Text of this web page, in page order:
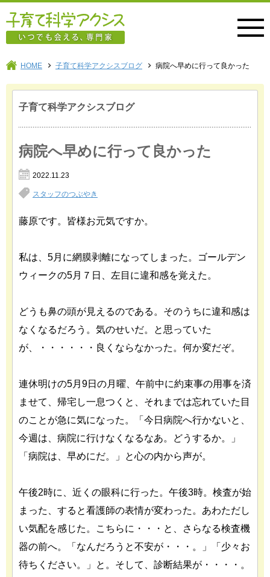
HOME 子育て科学アクシスブログ 病院へ早めに行って良かった
子育て科学アクシスブログ
病院へ早めに行って良かった
2022.11.23
スタッフのつぶやき
藤原です。皆様お元気ですか。
私は、5月に網膜剥離になってしまった。ゴールデン
ウィークの5月７日、左目に違和感を覚えた。
どうも鼻の頭が見えるのである。そのうちに違和感は
なくなるだろう。気のせいだ。と思っていた
が、・・・・・・良くならなかった。何か変だぞ。
連休明けの5月9日の月曜、午前中に約束事の用事を済
ませて、帰宅し一息つくと、それまでは忘れていた目
のことが急に気になった。「今日病院へ行かないと、
今週は、病院に行けなくなるなあ。どうするか。」
「病院は、早めにだ。」と心の内から声が。
午後2時に、近くの眼科に行った。午後3時。検査が始
まった、すると看護師の表情が変わった。あわただし
い気配を感じた。こちらに・・・と、さらなる検査機
器の前へ。「なんだろうと不安が・・・。」「少々お
待ちください。」と。そして、診断結果が・・・・。